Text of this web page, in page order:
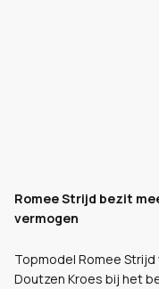
Romee Strijd bezit
vermogen
Topmodel Romee
Doutzen Kroes bij het